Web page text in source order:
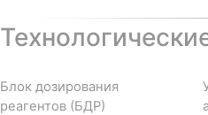
Блок дозирования
реагентов (БДР)